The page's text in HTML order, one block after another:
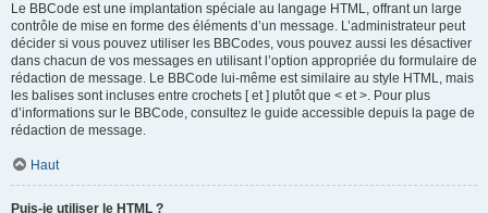
Le BBCode est une implantation spéciale au langage HTML, offrant un large
contrôle de mise en forme des éléments d’un message. L’administrateur peut
décider si vous pouvez utiliser les BBCodes, vous pouvez aussi les désactiver
dans chacun de vos messages en utilisant l’option appropriée du formulaire de
rédaction de message. Le BBCode lui-même est similaire au style HTML, mais
les balises sont incluses entre crochets [ et ] plutôt que < et >. Pour plus
d’informations sur le BBCode, consultez le guide accessible depuis la page de
rédaction de message.
Haut
Puis-je utiliser le HTML ?